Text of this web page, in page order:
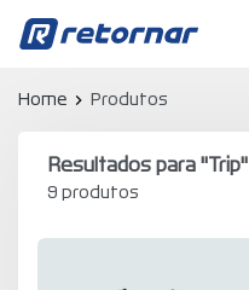
Home Produtos
Resultados para "Trip"
9 produtos